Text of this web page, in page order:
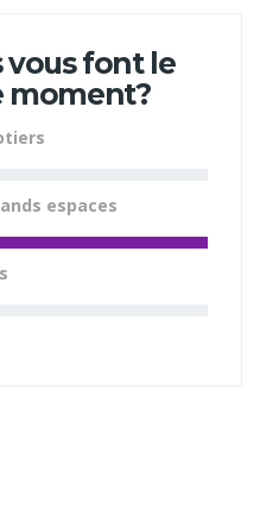
vous font le
moment?
espaces